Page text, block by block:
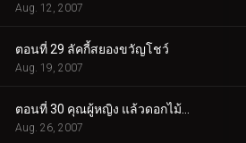
Aug. 12, 2007
ตอนที่ 29 ลัคกี้สยองขวัญโชว์
Aug. 19, 2007
Aug. 26, 2007